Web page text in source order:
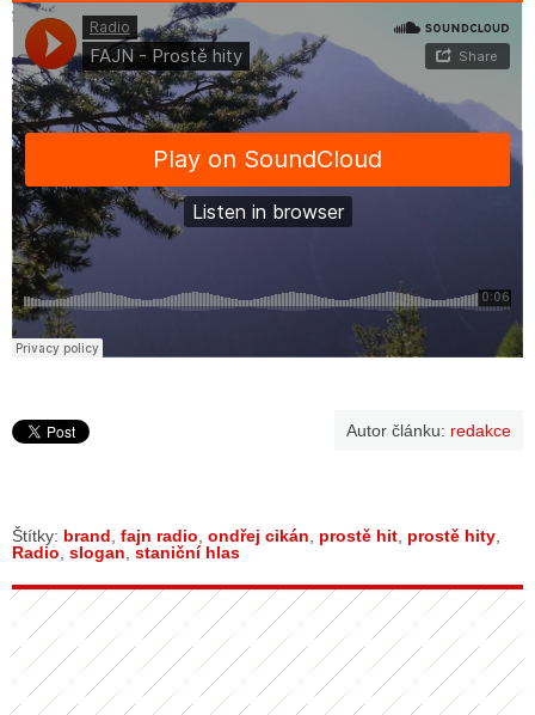
Autor článku: redakce
Štítky: brand fajn radio ondřej cikán prostě hit prostě hity
Radio slogan staniční hlas